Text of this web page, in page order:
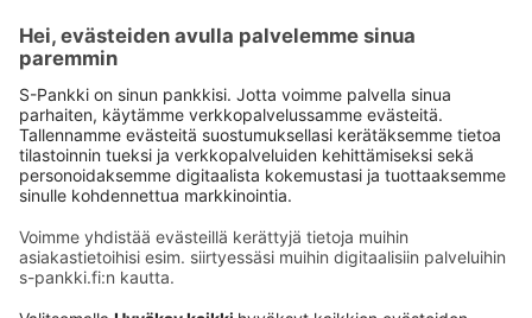
Käyttöehdot
Saavutettavuusseloste